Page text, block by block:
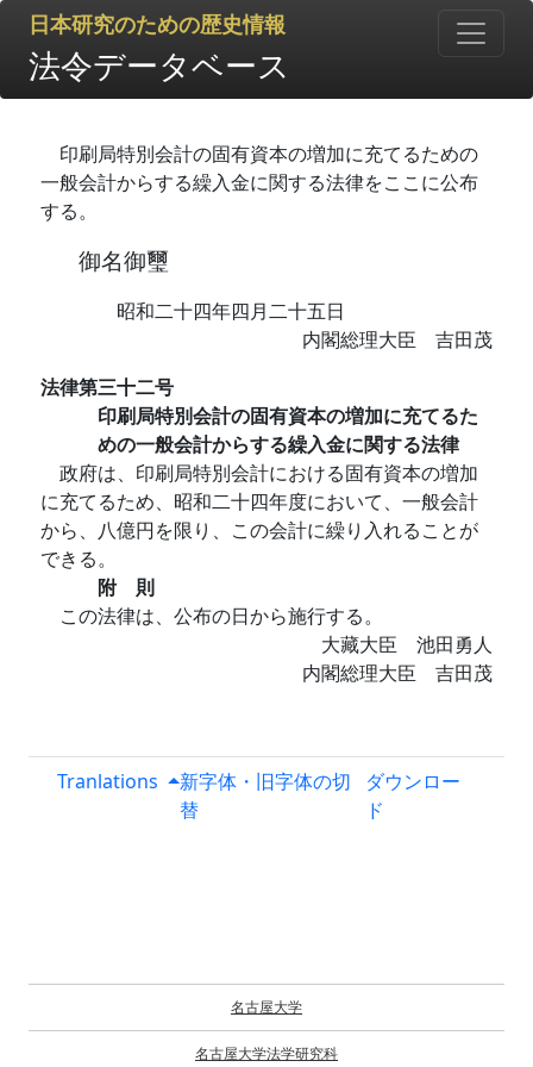
日本研究のための歴史情報
法令データベース
印刷局特別会計の固有資本の増加に充てるための
一般会計からする繰入金に関する法律をここに公布
する。
御名御璽
昭和二十四年四月二十五日
内閣総理大臣 吉田茂
法律第三十二号
印刷局特別会計の固有資本の増加に充てるた
めの一般会計からする繰入金に関する法律
政府は、印刷局特別会計における固有資本の増加
に充てるため、昭和二十四年度において、一般会計
から、八億円を限り、この会計に繰り入れることが
できる。
附 則
この法律は、公布の日から施行する。
大藏大臣 池田勇人
内閣総理大臣 吉田茂
Tranlations
新字体・旧字体の切
替
ダウンロー
ド
名古屋大学
名古屋大学法学研究科